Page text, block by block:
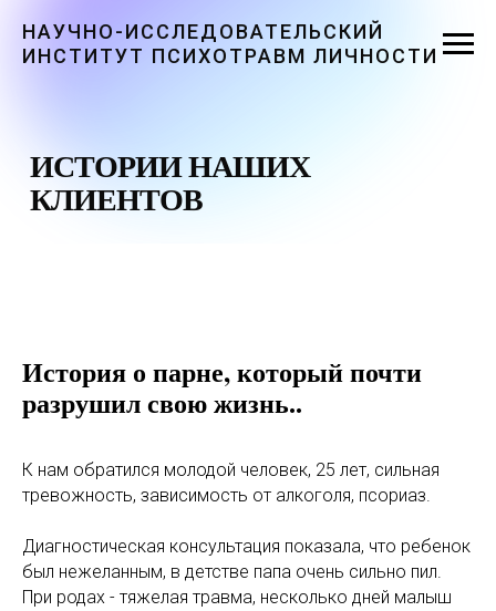
НАУЧНО-ИССЛЕДОВАТЕЛЬСКИЙ
ИНСТИТУТ ПСИХОТРАВМ ЛИЧНОСТИ
ИСТОРИИ НАШИХ
КЛИЕНТОВ
История о парне, который почти
разрушил свою жизнь..
К нам обратился молодой человек, 25 лет, сильная
тревожность, зависимость от алкоголя, псориаз.
Диагностическая консультация показала, что ребенок
был нежеланным, в детстве папа очень сильно пил.
При родах - тяжелая травма, несколько дней малыш